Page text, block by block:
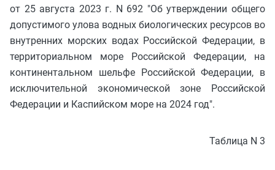
от 25 августа 2023 г. N 692 "Об утверждении общего
допустимого улова водных биологических ресурсов во
внутренних морских водах Российской Федерации, в
территориальном море Российской Федерации, на
континентальном шельфе Российской Федерации, в
исключительной экономической зоне Российской
Федерации и Каспийском море на 2024 год".
Таблица N 3